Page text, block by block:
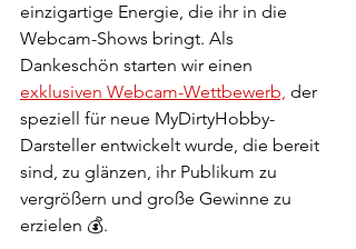
einzigartige Energie, die ihr in die
Webcam-Shows bringt. Als
Dankeschön starten wir einen
exklusiven Webcam-Wettbewerb, der
speziell für neue MyDirtyHobby-
Darsteller entwickelt wurde, die bereit
sind, zu glänzen, ihr Publikum zu
vergrößern und große Gewinne zu
erzielen 💰.